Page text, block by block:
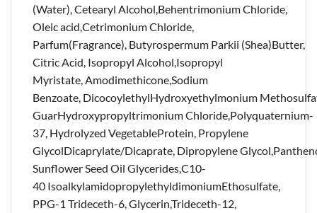
(Water), Cetearyl Alcohol,Behentrimonium Chloride,
Oleic acid,Cetrimonium Chloride,
Parfum(Fragrance), Butyrospermum Parkii (Shea)Butter,
Citric Acid, Isopropyl Alcohol,Isopropyl
Myristate, Amodimethicone,Sodium
Benzoate, DicocoylethylHydroxyethylmonium
GuarHydroxypropyltrimonium Chloride,Polyquaternium-
37, Hydrolyzed VegetableProtein, Propylene
GlycolDicaprylate/Dicaprate, Dipropylene
Sunflower Seed Oil Glycerides,C10-
40 IsoalkylamidopropylethyldimoniumEthosulfate,
PPG-1 Trideceth-6, Glycerin,Trideceth-12,